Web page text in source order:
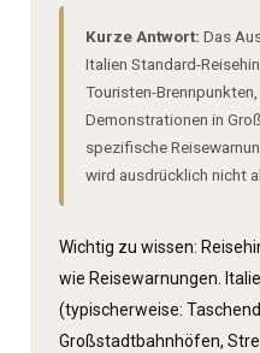
Kurze Antwort: Das
Italien Standard-
Touristen-
Demonstrationen in
spezifische
wird ausdrücklich nicht
Wichtig zu wissen:
wie Reisewarnungen.
(typischerweise:
Großstadtbahnhöfen,